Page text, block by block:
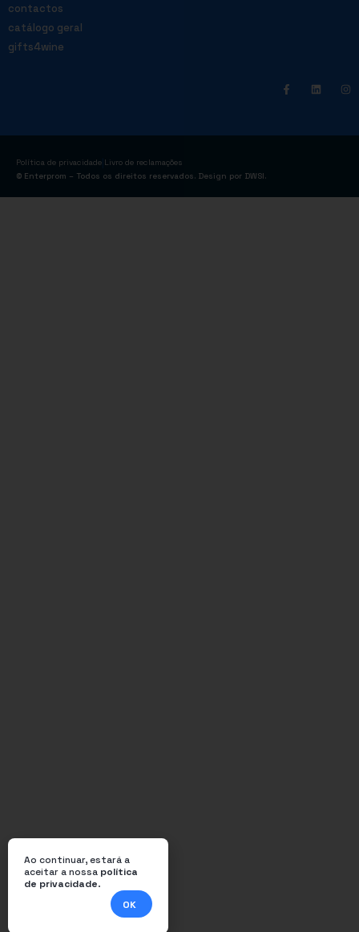
contactos
catálogo geral
gifts4wine
Política de privacidade Livro de reclamações
© Enterprom – Todos os direitos reservados. Design por DWSI.
Ao continuar, estará a
aceitar a nossa política
de privacidade.
OK